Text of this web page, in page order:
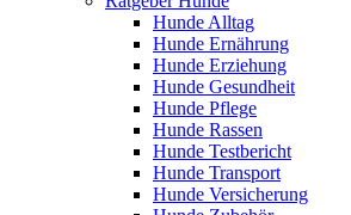
Hunde Alltag
Hunde Ernährung
Hunde Erziehung
Hunde Gesundheit
Hunde Pflege
Hunde Rassen
Hunde Testbericht
Hunde Transport
Hunde Versicherung